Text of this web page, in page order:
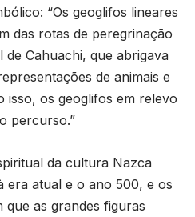
“Os geoglifos lineares
das rotas de peregrinação
Cahuachi, que abrigava
de animais e
isso, os geoglifos em relevo
percurso.”
da cultura Nazca
era atual e o ano 500, e os
que as grandes figuras